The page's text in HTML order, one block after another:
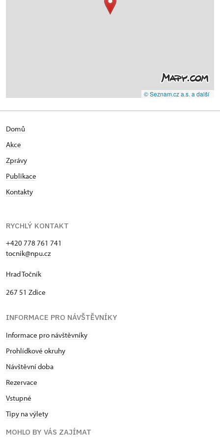
© Seznam.cz a.s. a další
Domů
Akce
Zprávy
Publikace
Kontakty
RYCHLÝ KONTAKT
+420 778 761 741
tocnik@npu.cz
Hrad Točník
267 51 Zdice
INFORMACE PRO NÁVŠTĚVNÍKY
Informace pro návštěvníky
Prohlídkové okruhy
Návštěvní doba
Rezervace
Vstupné
Tipy na výlety
MOHLO BY VÁS ZAJÍMAT